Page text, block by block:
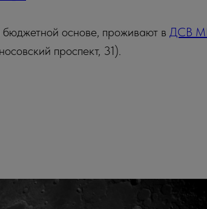
бюджетной основе, проживают в ДСВ
проспект, 31).